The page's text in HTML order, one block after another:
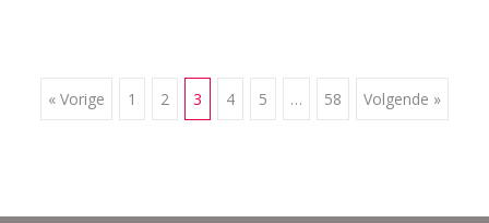
Berichten
« Vorige 1 2 3 4 5 … 58 Volgende »